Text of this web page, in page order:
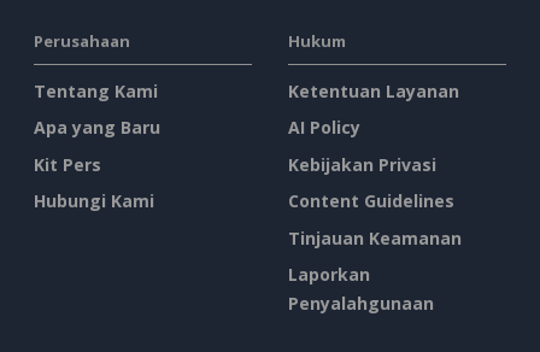
Perusahaan
Tentang Kami
Apa yang Baru
Kit Pers
Hubungi Kami
Hukum
Ketentuan Layanan
AI Policy
Kebijakan Privasi
Content Guidelines
Tinjauan Keamanan
Laporkan
Penyalahgunaan